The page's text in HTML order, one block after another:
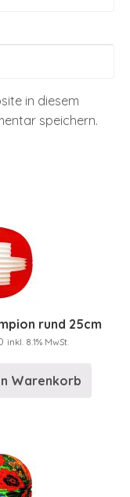
in diesem
speichern.
rund 25cm
inkl. 8.1% MwSt.
Warenkorb